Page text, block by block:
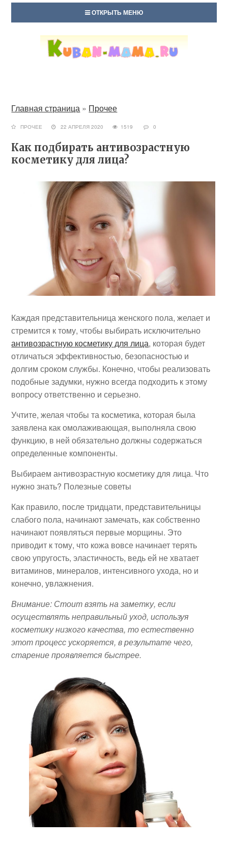
ОТКРЫТЬ МЕНЮ
Главная страница » Прочее
ПРОЧЕЕ 22 АПРЕЛЯ 2020 1519 0
Как подбирать антивозрастную
косметику для лица?
Каждая представительница женского пола, желает и
стремится к тому, чтобы выбирать исключительно
антивозрастную косметику для лица, которая будет
отличаться эффективностью, безопасностью и
долгим сроком службы. Конечно, чтобы реализовать
подобные задумки, нужно всегда подходить к этому
вопросу ответственно и серьезно.
Учтите, желая чтобы та косметика, которая была
заявлена как омолаживающая, выполняла свою
функцию, в ней обязательно должны содержаться
определенные компоненты.
Выбираем антивозрастную косметику для лица. Что
нужно знать? Полезные советы
Как правило, после тридцати, представительницы
слабого пола, начинают замечать, как собственно
начинают появляться первые морщины. Это
приводит к тому, что кожа вовсе начинает терять
свою упругость, эластичность, ведь ей не хватает
витаминов, минералов, интенсивного ухода, но и
конечно, увлажнения.
Внимание: Стоит взять на заметку, если
осуществлять неправильный уход, используя
косметику низкого качества, то естественно
этот процесс ускоряется, в результате чего,
старение проявляется быстрее.